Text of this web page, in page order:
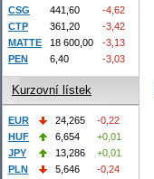
CSG
441,60
-4,62
CTP
361,20
-3,42
MATTE
18 600,00
-3,13
PEN
6,40 -3,03
Kurzovní lístek
EUR 24,265
-0,22
HUF
6,654
+0,01
JPY
13,286
+0,01
PLN
5,646
-0,24